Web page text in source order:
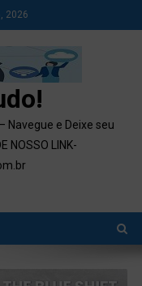
2026
Navegue e Deixe seu
NOSSO LINK-